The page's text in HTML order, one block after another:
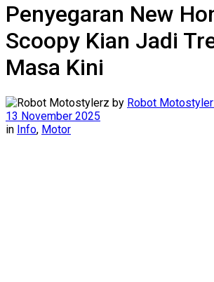
Penyegaran New
Scoopy Kian Jadi
Masa Kini
by Robot
13 November 2025
in Info, Motor